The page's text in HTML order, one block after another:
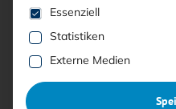
Mit <kes>+ lesen
Es folgt eine Liste der
Essenziell
Statistiken
Externe Medien